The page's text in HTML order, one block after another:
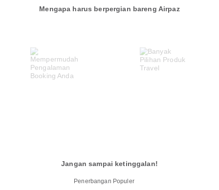
Mengapa harus berpergian bareng Airpaz
Jangan sampai ketinggalan!
Penerbangan Populer